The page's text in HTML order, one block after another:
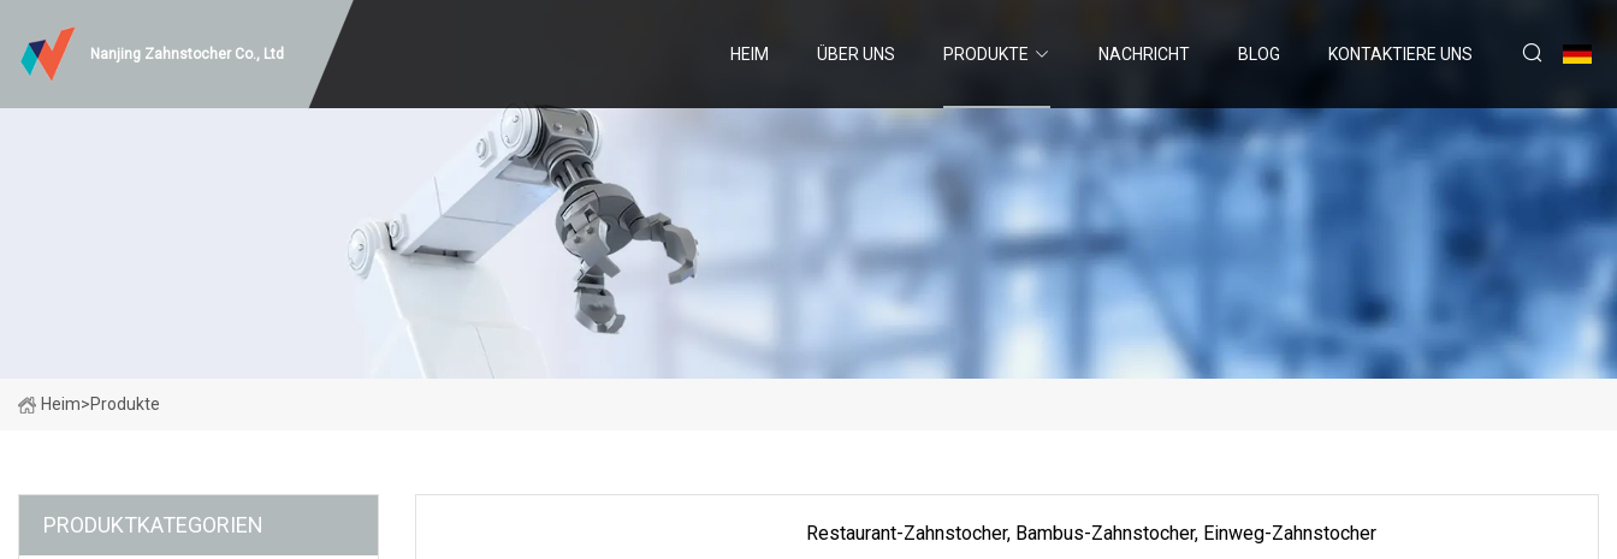
Nanjing Zahnstocher Co., Ltd HEIM ÜBER UNS PRODUKTE NACHRICHT BLOG KONTAKTIERE UNS
Heim>Produkte
PRODUKTKATEGORIEN Restaurant-Zahnstocher, Bambus-Zahnstocher, Einweg-Zahnstocher